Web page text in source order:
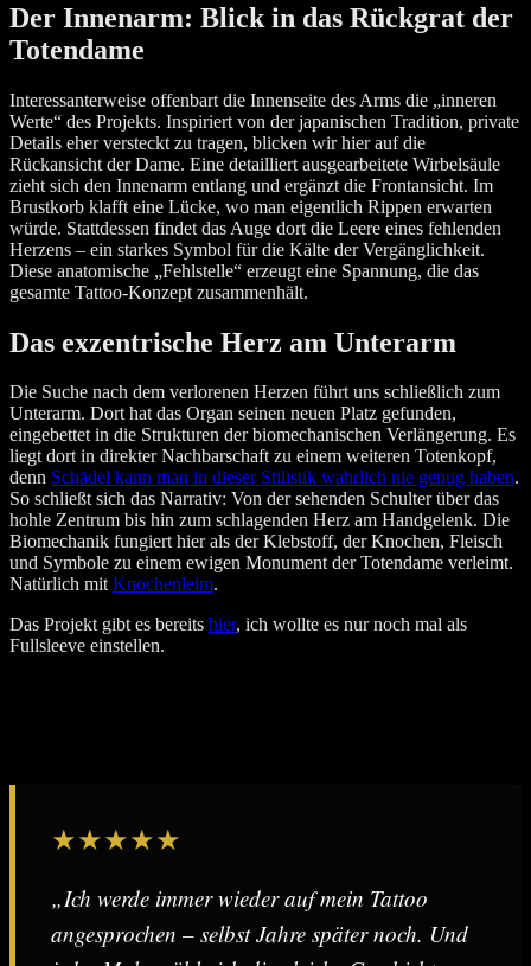
Der Innenarm: Blick in das Rückgrat der
Totendame
Interessanterweise offenbart die Innenseite des Arms die „inneren
Werte“ des Projekts. Inspiriert von der japanischen Tradition, private
Details eher versteckt zu tragen, blicken wir hier auf die
Rückansicht der Dame. Eine detailliert ausgearbeitete Wirbelsäule
zieht sich den Innenarm entlang und ergänzt die Frontansicht. Im
Brustkorb klafft eine Lücke, wo man eigentlich Rippen erwarten
würde. Stattdessen findet das Auge dort die Leere eines fehlenden
Herzens – ein starkes Symbol für die Kälte der Vergänglichkeit.
Diese anatomische „Fehlstelle“ erzeugt eine Spannung, die das
gesamte Tattoo-Konzept zusammenhält.
Das exzentrische Herz am Unterarm
Die Suche nach dem verlorenen Herzen führt uns schließlich zum
Unterarm. Dort hat das Organ seinen neuen Platz gefunden,
eingebettet in die Strukturen der biomechanischen Verlängerung. Es
liegt dort in direkter Nachbarschaft zu einem weiteren Totenkopf,
denn Schädel kann man in dieser Stilistik wahrlich nie genug haben.
So schließt sich das Narrativ: Von der sehenden Schulter über das
hohle Zentrum bis hin zum schlagenden Herz am Handgelenk. Die
Biomechanik fungiert hier als der Klebstoff, der Knochen, Fleisch
und Symbole zu einem ewigen Monument der Totendame verleimt.
Natürlich mitKnochenleim.
Das Projekt gibt es bereits hier, ich wollte es nur noch mal als
Fullsleeve einstellen.
★★★★★
„Ich werde immer wieder auf mein Tattoo
angesprochen – selbst Jahre später noch. Und